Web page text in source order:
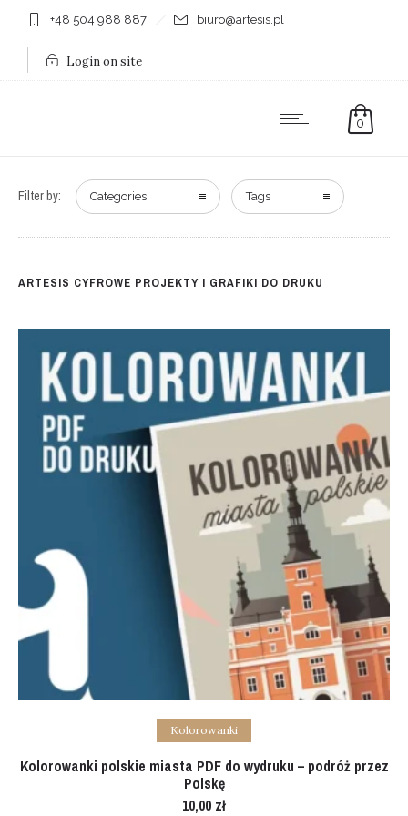
+48 504 988 887 biuro@artesis.pl
Login on site
0
Filter by: Categories Tags
ARTESIS CYFROWE PROJEKTY I GRAFIKI DO DRUKU
Add to cart
Kolorowanki
Kolorowanki polskie miasta PDF do wydruku – podróż przez
Polskę
10,00 zł